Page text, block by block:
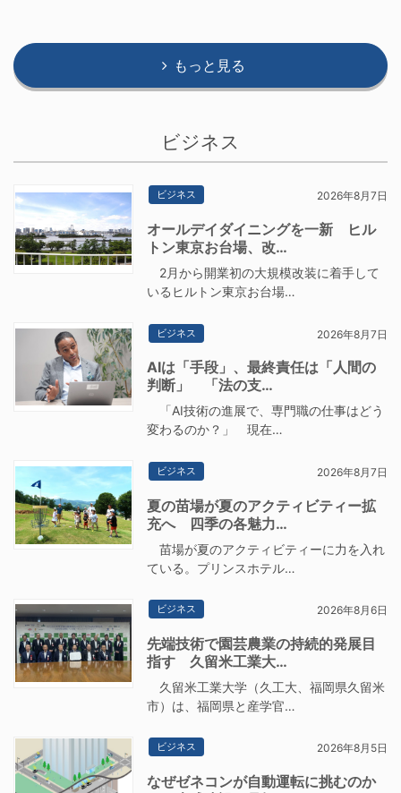
もっと見る
ビジネス
ビジネス 2026年8月7日
オールデイダイニングを一新 ヒル
トン東京お台場、改…
2月から開業初の大規模改装に着手して
いるヒルトン東京お台場…
ビジネス 2026年8月7日
AIは「手段」、最終責任は「人間の
判断」 「法の支…
「AI技術の進展で、専門職の仕事はどう
変わるのか？」 現在…
ビジネス 2026年8月7日
夏の苗場が夏のアクティビティー拡
充へ 四季の各魅力…
苗場が夏のアクティビティーに力を入れ
ている。プリンスホテル…
ビジネス 2026年8月6日
先端技術で園芸農業の持続的発展目
指す 久留米工業大…
久留米工業大学（久工大、福岡県久留米
市）は、福岡県と産学官…
ビジネス 2026年8月5日
なぜゼネコンが自動運転に挑むのか